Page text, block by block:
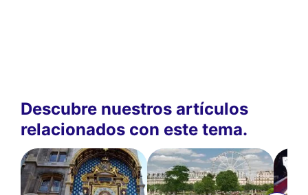
Descubre nuestros artículos
relacionados con este tema.